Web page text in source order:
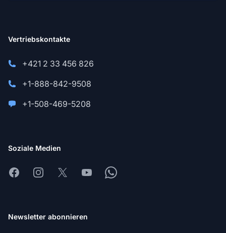
Vertriebskontakte
+421 2 33 456 826
+1-888-842-9508
+1-508-469-5208
Soziale Medien
FacebookInstagram
X YoutubeWhatsapp
Newsletter abonnieren